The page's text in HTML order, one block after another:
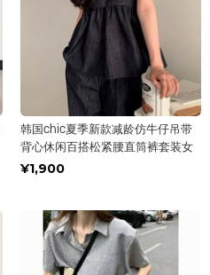
韩国chic夏季新款减龄仿牛仔吊带
背心休闲百搭松紧腰直筒裤套装女
¥1,900